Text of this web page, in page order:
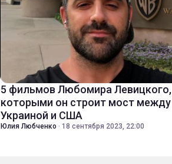
5 фильмов Любомира Левицкого,
которыми он строит мост между
Украиной и США
Юлия Любченко · 18 сентября 2023, 22:00